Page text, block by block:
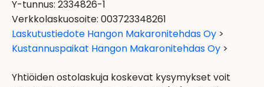
Y-tunnus: 2334826-1
Verkkolaskuosoite: 003723348261
Laskutustiedote Hangon Makaronitehdas Oy >
Kustannuspaikat Hangon Makaronitehdas Oy >
Yhtiöiden ostolaskuja koskevat kysymykset voit